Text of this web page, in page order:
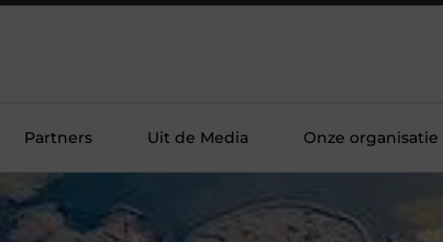
Partners Uit de Media Onze organisatie